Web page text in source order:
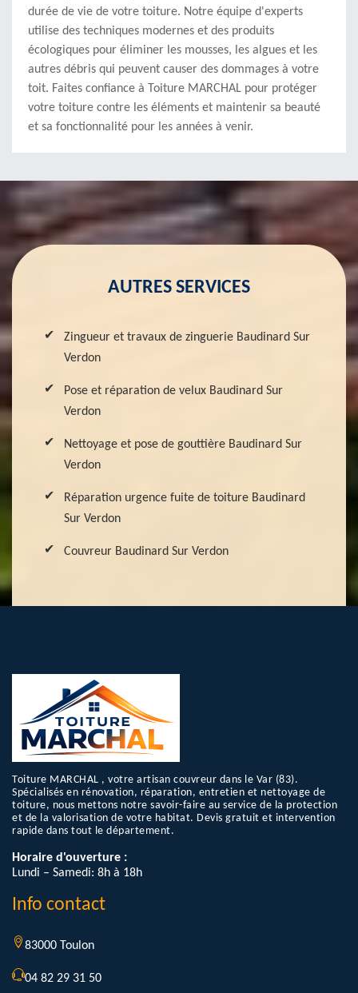
durée de vie de votre toiture. Notre équipe d'experts
utilise des techniques modernes et des produits
écologiques pour éliminer les mousses, les algues et les
autres débris qui peuvent causer des dommages à votre
toit. Faites confiance à Toiture MARCHAL pour protéger
votre toiture contre les éléments et maintenir sa beauté
et sa fonctionnalité pour les années à venir.
AUTRES SERVICES
Zingueur et travaux de zinguerie Baudinard Sur
Verdon
Pose et réparation de velux Baudinard Sur
Verdon
Nettoyage et pose de gouttière Baudinard Sur
Verdon
Réparation urgence fuite de toiture Baudinard
Sur Verdon
Couvreur Baudinard Sur Verdon
Toiture MARCHAL , votre artisan couvreur dans le Var (83).
Spécialisés en rénovation, réparation, entretien et nettoyage de
toiture, nous mettons notre savoir-faire au service de la protection
et de la valorisation de votre habitat. Devis gratuit et intervention
rapide dans tout le département.
Horaire d'ouverture :
Lundi – Samedi: 8h à 18h
Info contact
83000 Toulon
04 82 29 31 50